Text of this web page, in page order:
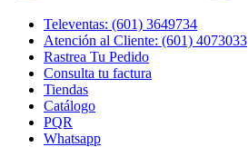
Televentas: (601) 3649734
Atención al Cliente: (601) 4073033
Rastrea Tu Pedido
Consulta tu factura
Tiendas
Catálogo
PQR
Whatsapp